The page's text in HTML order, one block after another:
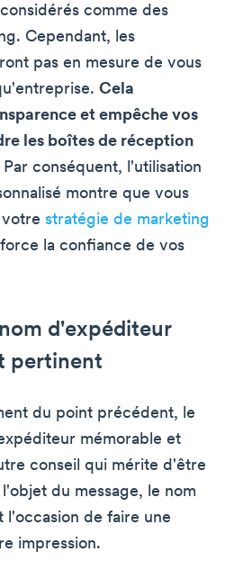
comme des
Cependant, les
pas en mesure de vous
Cela
et empêche vos
les boîtes de réception
Par conséquent, l'utilisation
montre que vous
stratégie de marketing
la confiance de vos
d'expéditeur
pertinent
du point précédent, le
mémorable et
conseil qui mérite d'être
du message, le nom
l'occasion de faire une
impression.